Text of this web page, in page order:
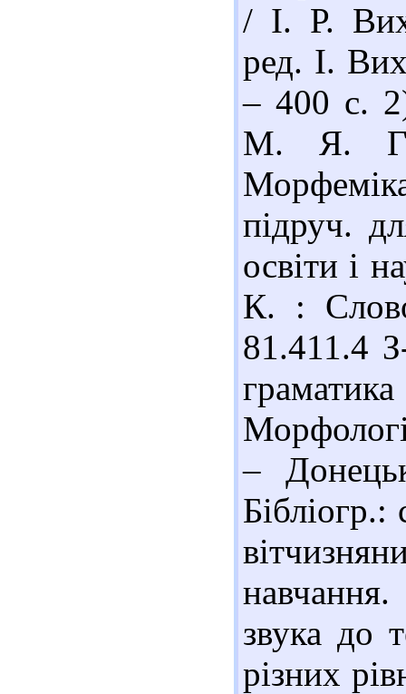
/ І. Р.
ред. І.
– 400 с.
М. Я.
підруч.
освіти і
К. :
81.411.4
–
звука до
різних